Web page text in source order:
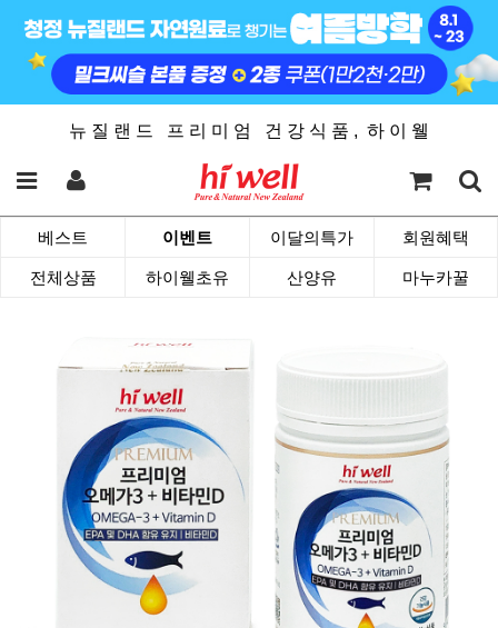
뉴 질 랜 드 프 리 미 엄 건 강 식 품 , 하 이 웰
베스트 이벤트 이달의특가 회원혜택
전체상품 하이웰초유 산양유 마누카꿀